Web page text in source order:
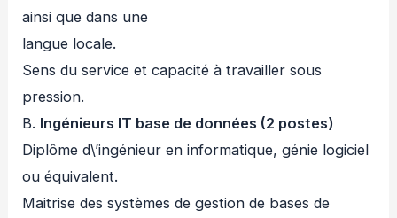
ainsi que dans une
langue locale.
Sens du service et capacité à travailler sous
pression.
B. Ingénieurs IT base de données (2 postes)
Diplôme d\’ingénieur en informatique, génie logiciel
ou équivalent.
Maitrise des systèmes de gestion de bases de